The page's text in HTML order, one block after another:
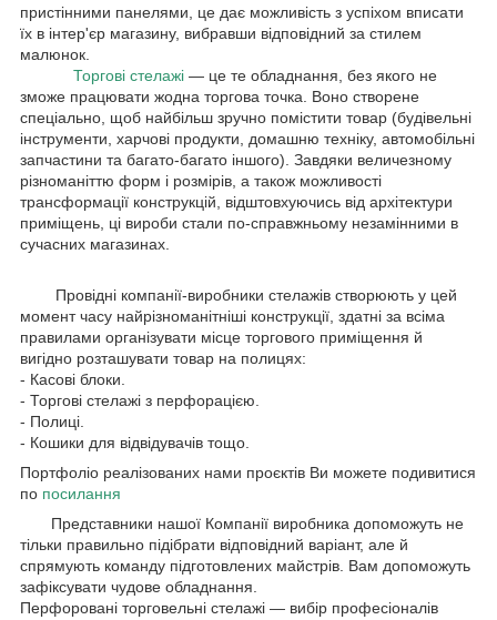
пристінними панелями, це дає можливість з успіхом вписати
їх в інтер'єр магазину, вибравши відповідний за стилем
малюнок.
Торгові стелажі — це те обладнання, без якого не
зможе працювати жодна торгова точка. Воно створене
спеціально, щоб найбільш зручно помістити товар (будівельні
інструменти, харчові продукти, домашню техніку, автомобільні
запчастини та багато-багато іншого). Завдяки величезному
різноманіттю форм і розмірів, а також можливості
трансформації конструкцій, відштовхуючись від архітектури
приміщень, ці вироби стали по-справжньому незамінними в
сучасних магазинах.
Провідні компанії-виробники стелажів створюють у цей
момент часу найрізноманітніші конструкції, здатні за всіма
правилами організувати місце торгового приміщення й
вигідно розташувати товар на полицях:
- Касові блоки.
- Торгові стелажі з перфорацією.
- Полиці.
- Кошики для відвідувачів тощо.
Портфоліо реалізованих нами проєктів Ви можете подивитися
по посилання
Представники нашої Компанії виробника допоможуть не
тільки правильно підібрати відповідний варіант, але й
спрямують команду підготовлених майстрів. Вам допоможуть
зафіксувати чудове обладнання.
Перфоровані торговельні стелажі — вибір професіоналів